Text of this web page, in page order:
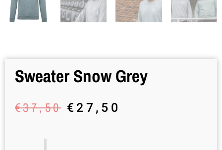
Sweater Snow Grey
€37,50 Original
price
€ 27,50